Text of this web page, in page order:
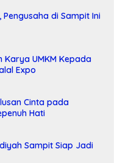
Pengusaha di Sampit Ini
Karya UMKM Kepada
Expo
Cinta pada
Hati
Sampit Siap Jadi